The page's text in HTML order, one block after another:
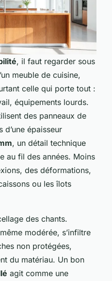
, il faut regarder sous
meuble de cuisine,
celle qui porte tout :
équipements lourds.
des panneaux de
épaisseur
, un détail technique
au fil des années. Moins
des déformations,
ou les îlots
des chants.
modérée, s’infiltre
non protégées,
du matériau. Un bon
agit comme une